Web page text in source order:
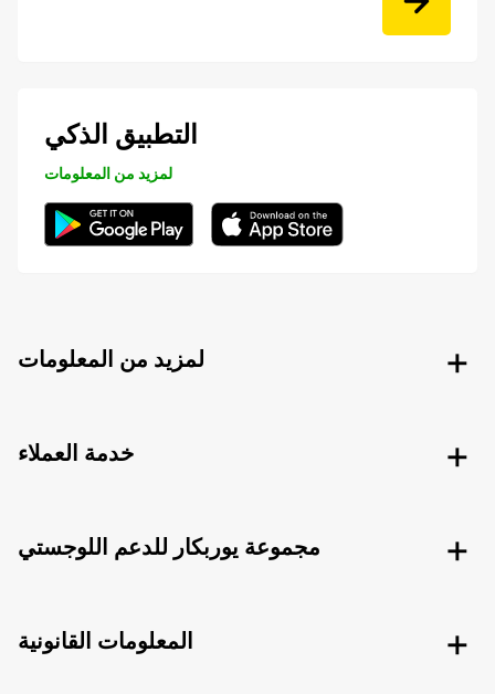
التطبيق الذكي
لمزيد من المعلومات
لمزيد من المعلومات
خدمة العملاء
مجموعة يوربكار للدعم اللوجستي
المعلومات القانونية